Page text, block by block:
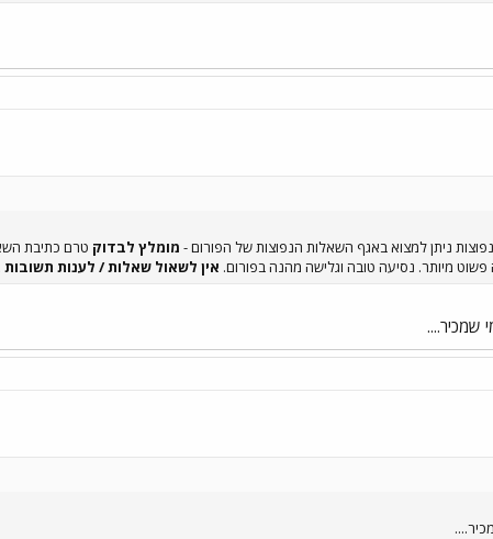
נפוצות ניתן למצוא באגף השאלות הנפוצות של הפורום - מומלץ לבדוק טרם כתיבת
פשוט מיותר. נסיעה טובה וגלישה מהנה בפורום. אין לשאול שאלות / לענות
שמכיר....